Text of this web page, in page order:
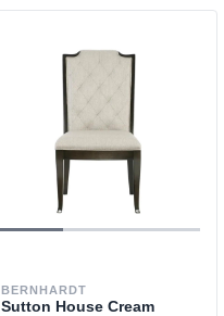
BERNHARDT
Sutton House Cream